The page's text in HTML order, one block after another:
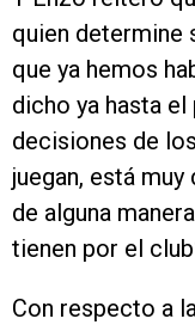
quien determine
que ya hemos
dicho ya hasta
decisiones de
juegan, está
de alguna
tienen por el
Con respecto a